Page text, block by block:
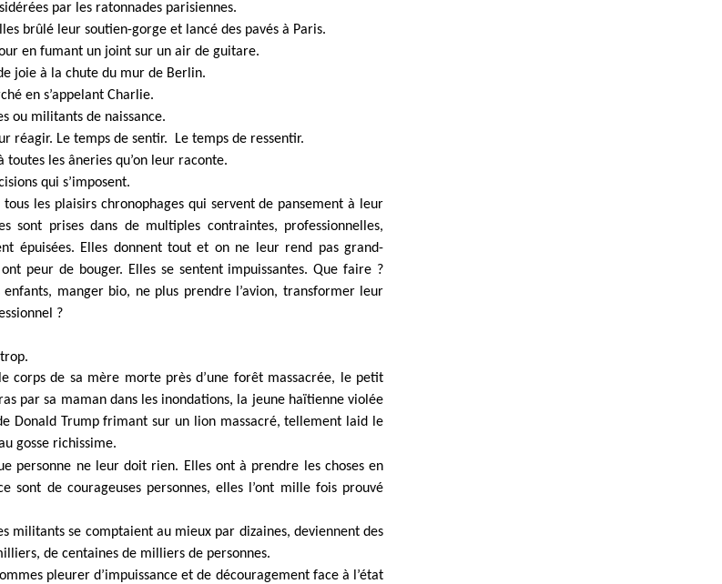
par les ratonnades parisiennes.
brûlé leur soutien-gorge et lancé des pavés à Paris.
en fumant un joint sur un air de guitare.
joie à la chute du mur de Berlin.
en s’appelant Charlie.
ou militants de naissance.
réagir. Le temps de sentir. Le temps de ressentir.
toutes les âneries qu’on leur raconte.
qui s’imposent.
tous les plaisirs chronophages qui servent de pansement à leur
sont prises dans de multiples contraintes, professionnelles,
épuisées. Elles donnent tout et on ne leur rend pas grand-
peur de bouger. Elles se sentent impuissantes. Que faire ?
manger bio, ne plus prendre l’avion, transformer leur
?
corps de sa mère morte près d’une forêt massacrée, le petit
par sa maman dans les inondations, la jeune haïtienne violée
Donald Trump frimant sur un lion massacré, tellement laid le
gosse richissime.
personne ne leur doit rien. Elles ont à prendre les choses en
sont de courageuses personnes, elles l’ont mille fois prouvé
militants se comptaient au mieux par dizaines, deviennent des
de centaines de milliers de personnes.
pleurer d’impuissance et de découragement face à l’état